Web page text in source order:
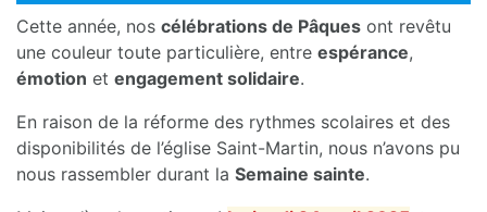
Cette année, nos célébrations de Pâques ont revêtu
une couleur toute particulière, entre espérance,
émotion et engagement solidaire.
En raison de la réforme des rythmes scolaires et des
disponibilités de l’église Saint-Martin, nous n’avons pu
nous rassembler durant la Semaine sainte.